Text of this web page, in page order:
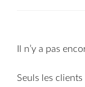
Il n’y a pas
Seuls les